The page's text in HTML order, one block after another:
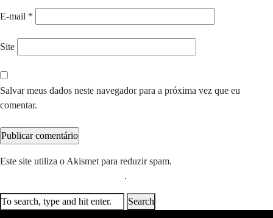
E-mail *
Site
Salvar meus dados neste navegador para a próxima vez que eu
comentar.
Este site utiliza o Akismet para reduzir spam.
.
Search